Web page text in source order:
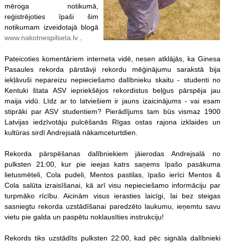
mēroga notikumā,
reģistrējoties īpaši šim
notikumam izveidotajā blogā
www.nakotnespilseta.lv.
Pateicoties komentāriem interneta vidē, nesen atklājās, ka Ginesa
Pasaules rekorda pārstāvji rekordu mēģinājumu sarakstā bija
iekļāvuši nepareizu nepieciešamo dalībnieku skaitu - studenti no
Kentuki štata ASV iepriekšējos rekordistus beļģus pārspēja jau
maija vidū. Līdz ar to latviešiem ir jauns izaicinājums - vai esam
stiprāki par ASV studentiem? Pierādījums tam būs vismaz 1900
Latvijas iedzīvotāju pulcēšanās Rīgas ostas rajona izklaides un
kultūras sirdī Andrejsalā nākamceturtdien.
Rekorda pārspēšanas dalībniekiem jāierodas Andrejsalā no
pulksten 21:00, kur pie ieejas katrs saņems īpašo pasākuma
lietusmēteli, Cola pudeli, Mentos pastilas, īpašo ierīci Mentos &
Cola salūta izraisīšanai, kā arī visu nepieciešamo informāciju par
turpmāko rīcību. Aicinām visus ierasties laicīgi, lai bez steigas
sasniegtu rekorda uzstādīšanai paredzēto laukumu, ieņemtu savu
vietu pie galda un paspētu noklausīties instrukciju!
Rekords tiks uzstādīts pulksten 22:00, kad pēc signāla dalībnieki